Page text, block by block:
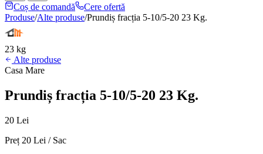
Coș de comandă
Cere ofertă
Produse/Alte produse/Prundiș fracția 5-10/5-20 23 Kg.
23 kg
Alte produse
Casa Mare
Prundiș fracția 5-10/5-20 23 Kg.
20 Lei
Preț 20 Lei / Sac